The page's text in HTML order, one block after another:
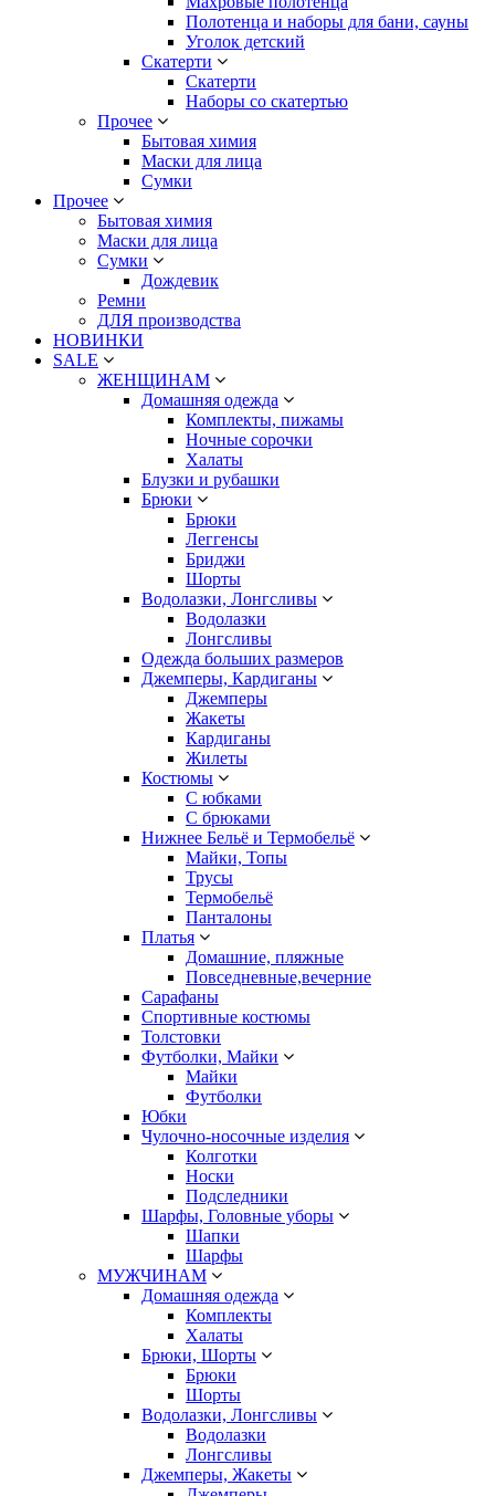
Полотенца и наборы для бани, сауны
Уголок детский
Скатерти
Скатерти
Наборы со скатертью
Прочее
Бытовая химия
Маски для лица
Сумки
Прочее
Бытовая химия
Маски для лица
Сумки
Дождевик
Ремни
ДЛЯ производства
НОВИНКИ
SALE
ЖЕНЩИНАМ
Домашняя одежда
Комплекты, пижамы
Ночные сорочки
Халаты
Блузки и рубашки
Брюки
Брюки
Леггенсы
Бриджи
Шорты
Водолазки, Лонгсливы
Водолазки
Лонгсливы
Одежда больших размеров
Джемперы, Кардиганы
Джемперы
Жакеты
Кардиганы
Жилеты
Костюмы
С юбками
С брюками
Нижнее Бельё и Термобельё
Майки, Топы
Трусы
Термобельё
Панталоны
Платья
Домашние, пляжные
Повседневные,вечерние
Сарафаны
Спортивные костюмы
Толстовки
Футболки, Майки
Майки
Футболки
Юбки
Чулочно-носочные изделия
Колготки
Носки
Подследники
Шарфы, Головные уборы
Шапки
Шарфы
МУЖЧИНАМ
Домашняя одежда
Комплекты
Халаты
Брюки, Шорты
Брюки
Шорты
Водолазки, Лонгсливы
Водолазки
Лонгсливы
Джемперы, Жакеты